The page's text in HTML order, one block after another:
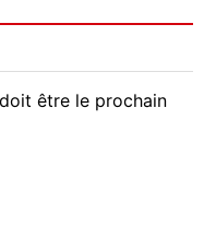
être le prochain